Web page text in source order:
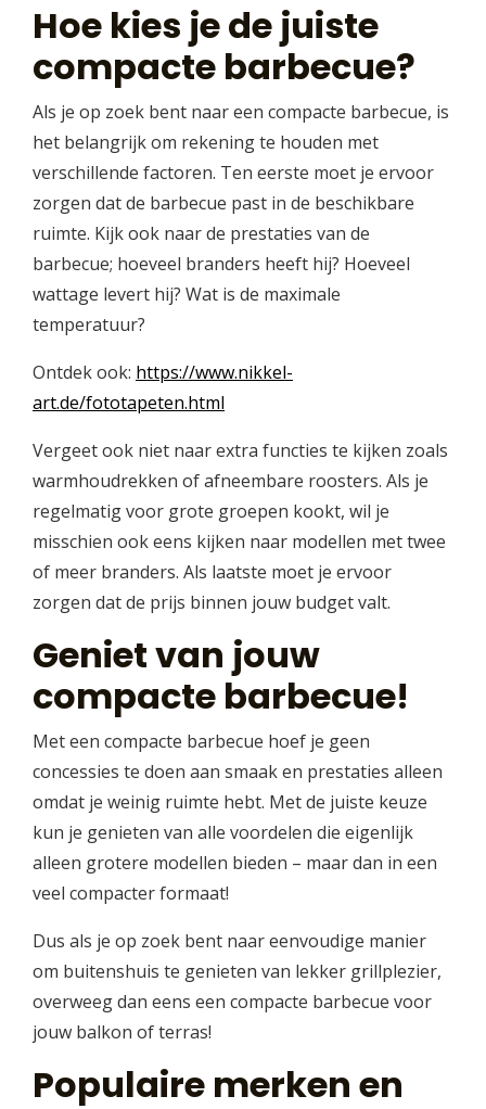
Hoe kies je de juiste
compacte barbecue?
Als je op zoek bent naar een compacte barbecue, is
het belangrijk om rekening te houden met
verschillende factoren. Ten eerste moet je ervoor
zorgen dat de barbecue past in de beschikbare
ruimte. Kijk ook naar de prestaties van de
barbecue; hoeveel branders heeft hij? Hoeveel
wattage levert hij? Wat is de maximale
temperatuur?
Ontdek ook: https://www.nikkel-
art.de/fototapeten.html
Vergeet ook niet naar extra functies te kijken zoals
warmhoudrekken of afneembare roosters. Als je
regelmatig voor grote groepen kookt, wil je
misschien ook eens kijken naar modellen met twee
of meer branders. Als laatste moet je ervoor
zorgen dat de prijs binnen jouw budget valt.
Geniet van jouw
compacte barbecue!
Met een compacte barbecue hoef je geen
concessies te doen aan smaak en prestaties alleen
omdat je weinig ruimte hebt. Met de juiste keuze
kun je genieten van alle voordelen die eigenlijk
alleen grotere modellen bieden – maar dan in een
veel compacter formaat!
Dus als je op zoek bent naar eenvoudige manier
om buitenshuis te genieten van lekker grillplezier,
overweeg dan eens een compacte barbecue voor
jouw balkon of terras!
Populaire merken en